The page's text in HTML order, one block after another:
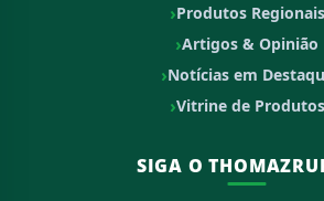
Produtos Regionais
Artigos & Opinião
Notícias em
Vitrine de Produtos
SIGA O